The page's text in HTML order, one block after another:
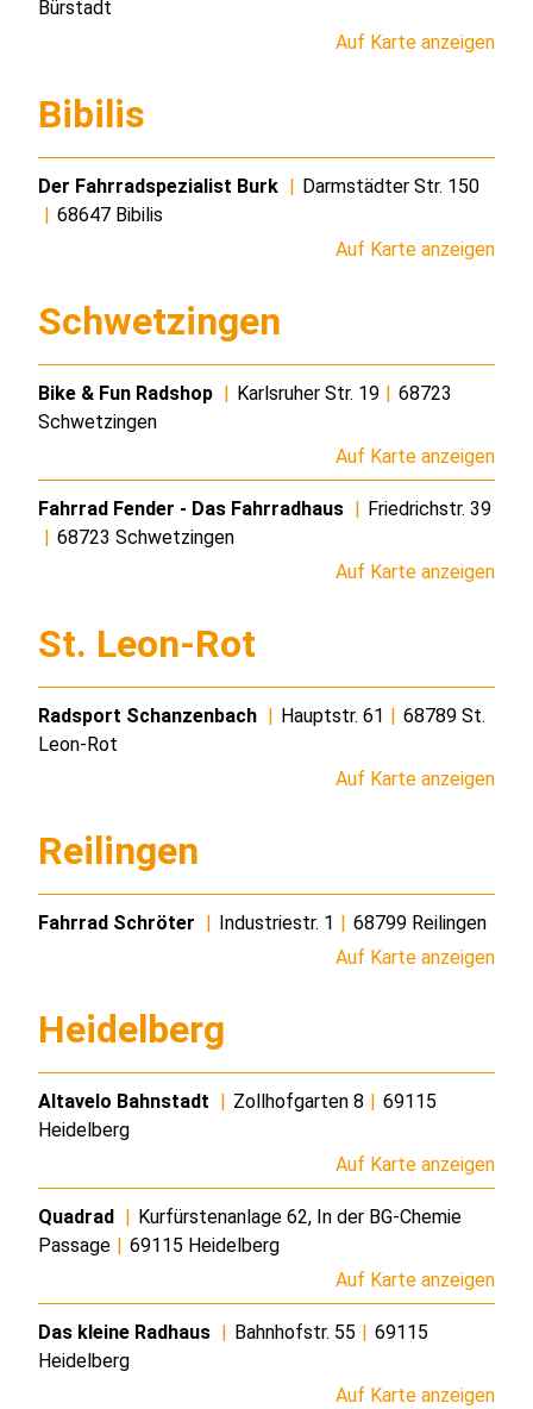
Bürstadt
Auf Karte anzeigen
Bibilis
Der Fahrradspezialist Burk
Darmstädter Str. 150
68647 Bibilis
Auf Karte anzeigen
Schwetzingen
Bike & Fun Radshop Karlsruher Str. 19
68723
Schwetzingen
Auf Karte anzeigen
Fahrrad Fender - Das Fahrradhaus
Friedrichstr. 39
68723 Schwetzingen
Auf Karte anzeigen
St. Leon-Rot
Radsport Schanzenbach Hauptstr. 61
68789 St.
Leon-Rot
Auf Karte anzeigen
Reilingen
Fahrrad Schröter Industriestr. 1
68799 Reilingen
Auf Karte anzeigen
Heidelberg
Altavelo Bahnstadt Zollhofgarten 8
69115
Heidelberg
Auf Karte anzeigen
Quadrad
Kurfürstenanlage 62, In der BG-Chemie
Passage
69115 Heidelberg
Auf Karte anzeigen
Das kleine Radhaus Bahnhofstr. 55
69115
Heidelberg
Auf Karte anzeigen